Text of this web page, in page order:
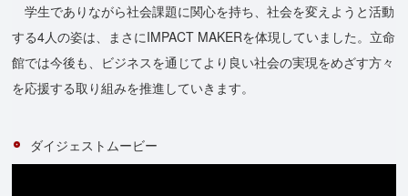
学生でありながら社会課題に関心を持ち、社会を変えようと活動
する4人の姿は、まさにIMPACT MAKERを体現していました。立命
館では今後も、ビジネスを通じてより良い社会の実現をめざす方々
を応援する取り組みを推進していきます。
ダイジェストムービー